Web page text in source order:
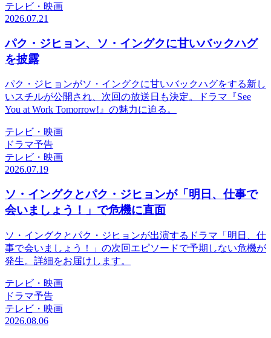
テレビ・映画
2026.07.21
パク・ジヒョン、ソ・イングクに甘いバックハグ
を披露
パク・ジヒョンがソ・イングクに甘いバックハグをする新し
いスチルが公開され、次回の放送日も決定。ドラマ『See
You at Work Tomorrow!』の魅力に迫る。
テレビ・映画
ドラマ予告
テレビ・映画
2026.07.19
ソ・イングクとパク・ジヒョンが「明日、仕事で
会いましょう！」で危機に直面
ソ・イングクとパク・ジヒョンが出演するドラマ「明日、仕
事で会いましょう！」の次回エピソードで予期しない危機が
発生。詳細をお届けします。
テレビ・映画
ドラマ予告
テレビ・映画
2026.08.06